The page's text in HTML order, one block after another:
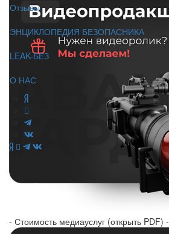
Отзывы
ЭНЦИКЛОПЕДИЯ БЕЗОПАСНИКА
LEAK-БЕЗ
О НАС
- Стоимость медиауслуг (открыть PDF) -